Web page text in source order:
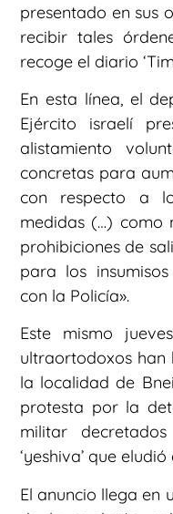
presentado en sus
recibir tales
recoge el diario
En esta línea, el
Ejército israelí
alistamiento
concretas para
con respecto a
medidas (…) como
prohibiciones de
para los
con la Policía».
Este mismo
ultraortodoxos
la localidad de
protesta por la
militar
‘yeshiva’ que
El anuncio llega en